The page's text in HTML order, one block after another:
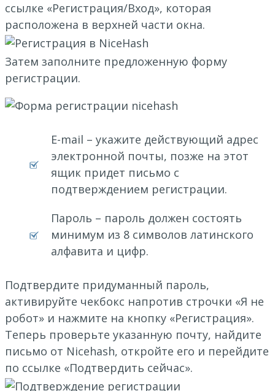
ссылке «Регистрация/Вход», которая
расположена в верхней части окна.
Затем заполните предложенную форму
регистрации.
E-mail – укажите действующий адрес
электронной почты, позже на этот
ящик придет письмо с
подтверждением регистрации.
Пароль – пароль должен состоять
минимум из 8 символов латинского
алфавита и цифр.
Подтвердите придуманный пароль,
активируйте чекбокс напротив строчки «Я не
робот» и нажмите на кнопку «Регистрация».
Теперь проверьте указанную почту, найдите
письмо от Nicehash, откройте его и перейдите
по ссылке «Подтвердить сейчас».